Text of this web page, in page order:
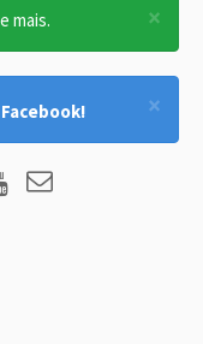
×
mais.
×